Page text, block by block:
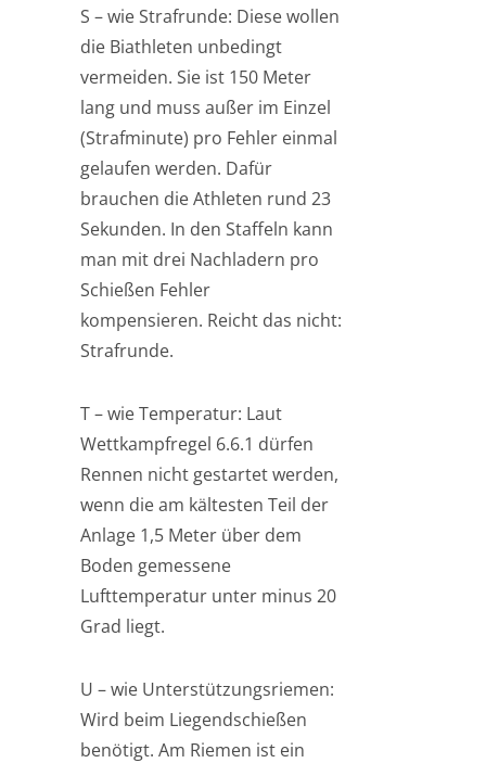
S – wie Strafrunde: Diese wollen
die Biathleten unbedingt
vermeiden. Sie ist 150 Meter
lang und muss außer im Einzel
(Strafminute) pro Fehler einmal
gelaufen werden. Dafür
brauchen die Athleten rund 23
Sekunden. In den Staffeln kann
man mit drei Nachladern pro
Schießen Fehler
kompensieren. Reicht das nicht:
Strafrunde.
T – wie Temperatur: Laut
Wettkampfregel 6.6.1 dürfen
Rennen nicht gestartet werden,
wenn die am kältesten Teil der
Anlage 1,5 Meter über dem
Boden gemessene
Lufttemperatur unter minus 20
Grad liegt.
U – wie Unterstützungsriemen:
Wird beim Liegendschießen
benötigt. Am Riemen ist ein